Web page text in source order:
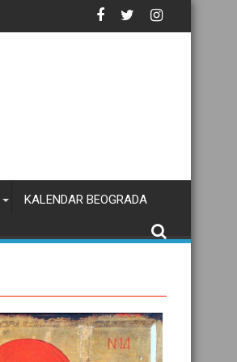
KALENDAR BEOGRADA